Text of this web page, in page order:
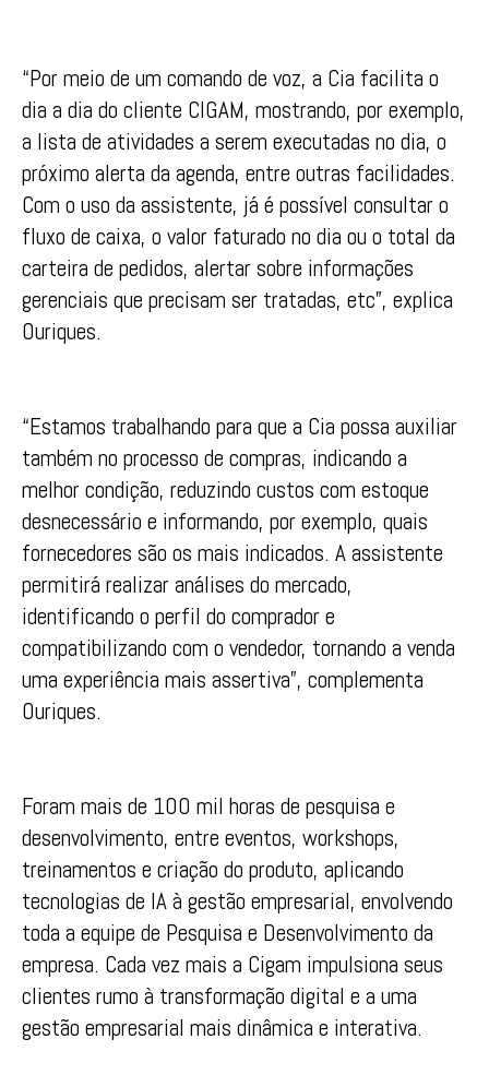
“Por meio de um comando de voz, a Cia facilita o
dia a dia do cliente CIGAM, mostrando, por exemplo,
a lista de atividades a serem executadas no dia, o
próximo alerta da agenda, entre outras facilidades.
Com o uso da assistente, já é possível consultar o
fluxo de caixa, o valor faturado no dia ou o total da
carteira de pedidos, alertar sobre informações
gerenciais que precisam ser tratadas, etc”, explica
Ouriques.
“Estamos trabalhando para que a Cia possa auxiliar
também no processo de compras, indicando a
melhor condição, reduzindo custos com estoque
desnecessário e informando, por exemplo, quais
fornecedores são os mais indicados. A assistente
permitirá realizar análises do mercado,
identificando o perfil do comprador e
compatibilizando com o vendedor, tornando a venda
uma experiência mais assertiva”, complementa
Ouriques.
Foram mais de 100 mil horas de pesquisa e
desenvolvimento, entre eventos, workshops,
treinamentos e criação do produto, aplicando
tecnologias de IA à gestão empresarial, envolvendo
toda a equipe de Pesquisa e Desenvolvimento da
empresa. Cada vez mais a Cigam impulsiona seus
clientes rumo à transformação digital e a uma
gestão empresarial mais dinâmica e interativa.